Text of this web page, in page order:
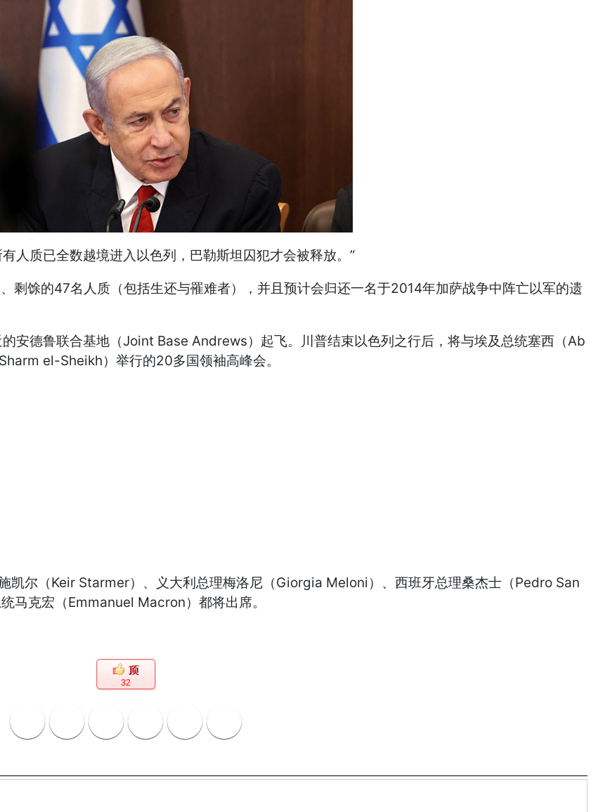
人质已全数越境进入以色列，巴勒斯坦囚犯才会被释放。”
剩馀的47名人质（包括生还与罹难者），并且预计会归还一名于2014年加萨战争中阵亡以军的遗
安德鲁联合基地（Joint Base Andrews）起飞。川普结束以色列之行后，将与埃及总统塞西（Ab
el-Sheikh）举行的20多国领袖高峰会。
凯尔（Keir Starmer）、义大利总理梅洛尼（Giorgia Meloni）、西班牙总理桑杰士（Pedro San
马克宏（Emmanuel Macron）都将出席。
32